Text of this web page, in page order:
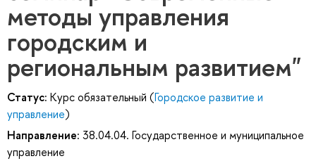
методы управления
городским и
региональным развитием"
Статус: Курс обязательный (Городское развитие и
управление)
Направление: 38.04.04. Государственное и муниципальное
управление